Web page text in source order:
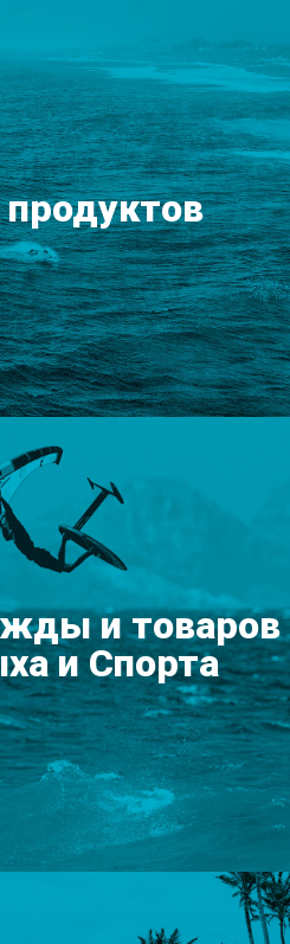
и товаров
и Спорта